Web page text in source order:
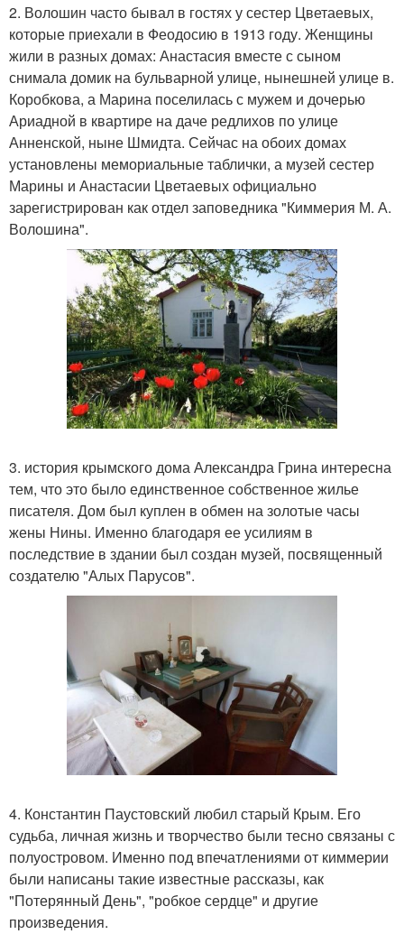
2. Волошин часто бывал в гостях у сестер Цветаевых,
которые приехали в Феодосию в 1913 году. Женщины
жили в разных домах: Анастасия вместе с сыном
снимала домик на бульварной улице, нынешней улице в.
Коробкова, а Марина поселилась с мужем и дочерью
Ариадной в квартире на даче редлихов по улице
Анненской, ныне Шмидта. Сейчас на обоих домах
установлены мемориальные таблички, а музей сестер
Марины и Анастасии Цветаевых официально
зарегистрирован как отдел заповедника "Киммерия М. А.
Волошина".
3. история крымского дома Александра Грина интересна
тем, что это было единственное собственное жилье
писателя. Дом был куплен в обмен на золотые часы
жены Нины. Именно благодаря ее усилиям в
последствие в здании был создан музей, посвященный
создателю "Алых Парусов".
4. Константин Паустовский любил старый Крым. Его
судьба, личная жизнь и творчество были тесно связаны с
полуостровом. Именно под впечатлениями от киммерии
были написаны такие известные рассказы, как
"Потерянный День", "робкое сердце" и другие
произведения.